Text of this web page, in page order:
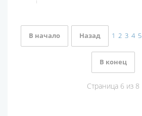
В начало Назад 1 2 3 4 5
В конец
Страница 6 из 8